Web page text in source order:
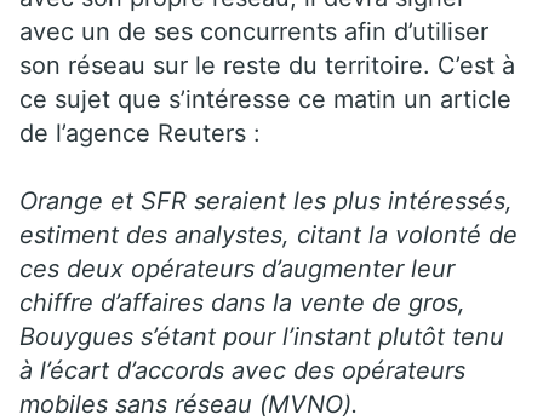
avec un de ses concurrents afin d’utiliser
son réseau sur le reste du territoire. C’est à
ce sujet que s’intéresse ce matin un article
de l’agence Reuters :
Orange et SFR seraient les plus intéressés,
estiment des analystes, citant la volonté de
ces deux opérateurs d’augmenter leur
chiffre d’affaires dans la vente de gros,
Bouygues s’étant pour l’instant plutôt tenu
à l’écart d’accords avec des opérateurs
mobiles sans réseau (MVNO).